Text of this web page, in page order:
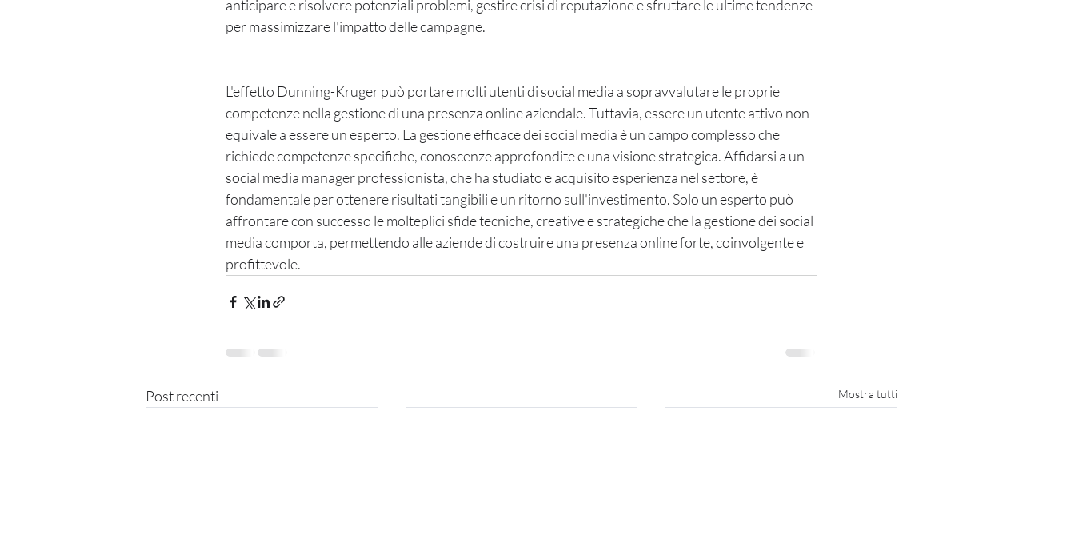
anticipare e risolvere potenziali problemi, gestire crisi di reputazione e sfruttare le ultime tendenze
per massimizzare l'impatto delle campagne.
L'effetto Dunning-Kruger può portare molti utenti di social media a sopravvalutare le proprie
competenze nella gestione di una presenza online aziendale. Tuttavia, essere un utente attivo non
equivale a essere un esperto. La gestione efficace dei social media è un campo complesso che
richiede competenze specifiche, conoscenze approfondite e una visione strategica. Affidarsi a un
social media manager professionista, che ha studiato e acquisito esperienza nel settore, è
fondamentale per ottenere risultati tangibili e un ritorno sull'investimento. Solo un esperto può
affrontare con successo le molteplici sfide tecniche, creative e strategiche che la gestione dei social
media comporta, permettendo alle aziende di costruire una presenza online forte, coinvolgente e
profittevole.
Post recenti Mostra tutti